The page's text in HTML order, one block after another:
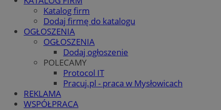
Katalog firm
Dodaj firmę do katalogu
OGŁOSZENIA
OGŁOSZENIA
Dodaj ogłoszenie
POLECAMY
Protocol IT
Pracuj.pl - praca w Mysłowicach
REKLAMA
WSPÓŁPRACA